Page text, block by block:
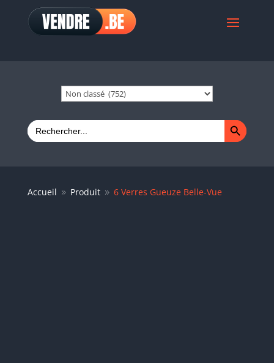
Search
for:
Search Button
Accueil 9 Produit 9 6 Verres Gueuze Belle-Vue